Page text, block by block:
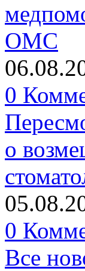
ОМС
0
о
0
Все